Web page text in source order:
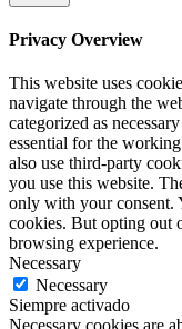
Privacy Overview
This website uses
navigate through the
categorized as
essential for the
also use third-party
you use this website.
only with your consent.
cookies. But opting out
browsing experience.
Necessary
Necessary
Siempre activado